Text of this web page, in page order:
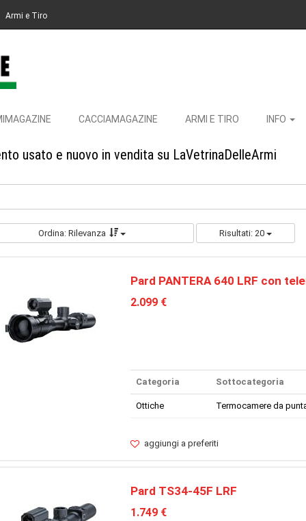
Armi e Tiro
CACCIAMAGAZINE ARMI E TIRO INFO
usato e nuovo in vendita su LaVetrinaDelleArmi
Ordina: Rilevanza Risultati: 20
Pard PANTERA 640 LRF con
2.099 €
Categoria Sottocategoria
Ottiche Termocamere da
aggiungi a preferiti
Pard TS34-45F LRF
1.749 €